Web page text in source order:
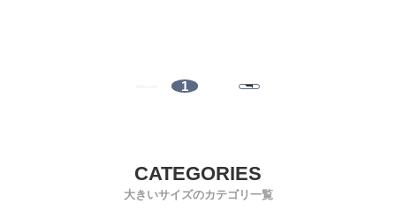
1
大きいサイズのカテゴリ一覧